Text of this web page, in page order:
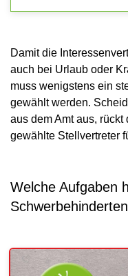
Damit die
auch bei Urlaub oder
muss wenigstens ein
gewählt werden.
aus dem Amt aus, rückt
gewählte Stellvertreter
Welche Aufgaben